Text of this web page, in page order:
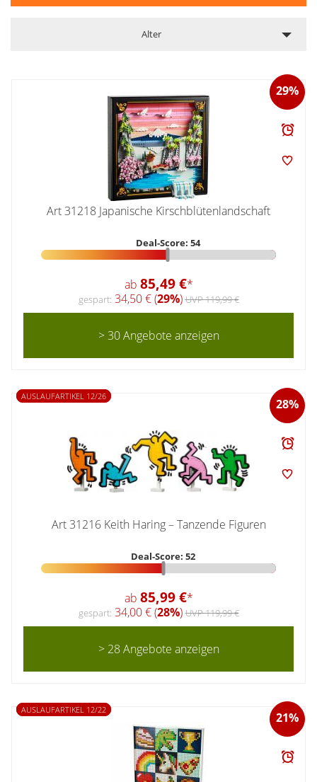
Alter
29%
Art 31218 Japanische Kirschblütenlandschaft
Deal-Score: 54
ab 85,49 €*
gespart: 34,50 € (29%)UVP 119,99 €
> 30 Angebote anzeigen
28%
AUSLAUFARTIKEL 12/26
Art 31216 Keith Haring – Tanzende Figuren
Deal-Score: 52
ab 85,99 €*
gespart: 34,00 € (28%)UVP 119,99 €
> 28 Angebote anzeigen
21%
AUSLAUFARTIKEL 12/22